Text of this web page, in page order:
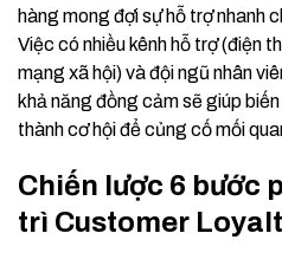
hàng mong đợi sự hỗ trợ nhanh
Việc có nhiều kênh hỗ trợ (điện
mạng xã hội) và đội ngũ nhân
khả năng đồng cảm sẽ giúp
thành cơ hội để củng cố mối
Chiến lược 6 bước
trì Customer